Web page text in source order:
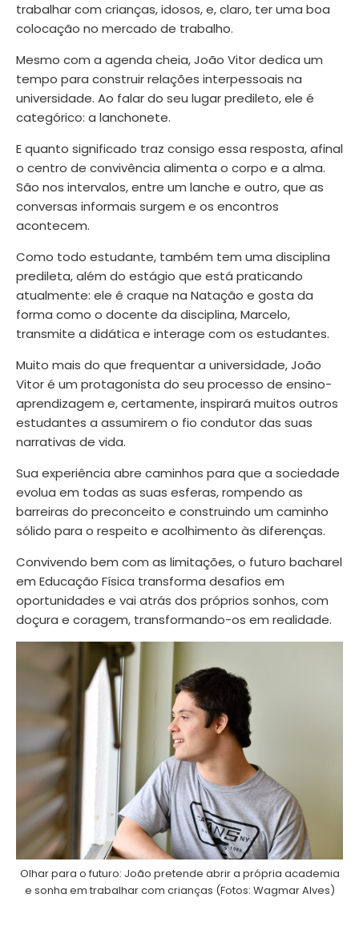
trabalhar com crianças, idosos, e, claro, ter uma boa
colocação no mercado de trabalho.
Mesmo com a agenda cheia, João Vitor dedica um
tempo para construir relações interpessoais na
universidade. Ao falar do seu lugar predileto, ele é
categórico: a lanchonete.
E quanto significado traz consigo essa resposta, afinal
o centro de convivência alimenta o corpo e a alma.
São nos intervalos, entre um lanche e outro, que as
conversas informais surgem e os encontros
acontecem.
Como todo estudante, também tem uma disciplina
predileta, além do estágio que está praticando
atualmente: ele é craque na Natação e gosta da
forma como o docente da disciplina, Marcelo,
transmite a didática e interage com os estudantes.
Muito mais do que frequentar a universidade, João
Vitor é um protagonista do seu processo de ensino-
aprendizagem e, certamente, inspirará muitos outros
estudantes a assumirem o fio condutor das suas
narrativas de vida.
Sua experiência abre caminhos para que a sociedade
evolua em todas as suas esferas, rompendo as
barreiras do preconceito e construindo um caminho
sólido para o respeito e acolhimento às diferenças.
Convivendo bem com as limitações, o futuro bacharel
em Educação Física transforma desafios em
oportunidades e vai atrás dos próprios sonhos, com
doçura e coragem, transformando-os em realidade.
Olhar para o futuro: João pretende abrir a própria academia
e sonha em trabalhar com crianças (Fotos: Wagmar Alves)